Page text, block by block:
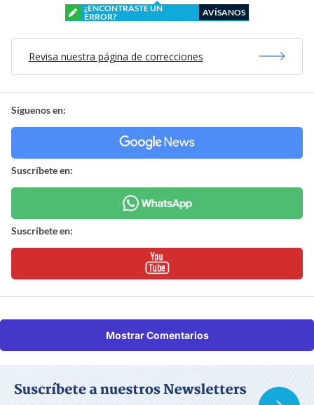
¿ENCONTRASTE UN
ERROR?
AVÍSANOS
Revisa nuestra página de correcciones
Síguenos en:
Suscríbete en:
Suscríbete en:
Mostrar Comentarios